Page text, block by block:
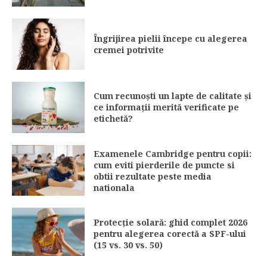
Îngrijirea pielii începe cu alegerea
cremei potrivite
Cum recunoști un lapte de calitate și
ce informații merită verificate pe
etichetă?
Examenele Cambridge pentru copii:
cum eviti pierderile de puncte si
obtii rezultate peste media
nationala
Protecție solară: ghid complet 2026
pentru alegerea corectă a SPF-ului
(15 vs. 30 vs. 50)